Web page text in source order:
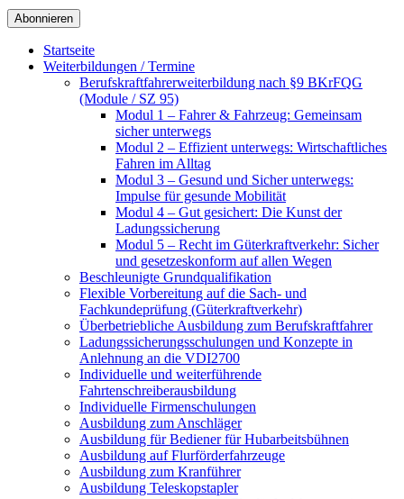
Startseite
Weiterbildungen / Termine
Berufskraftfahrer­weiterbildung nach §9 BKrFQG
(Module / SZ 95)
Modul 1 – Fahrer & Fahrzeug: Gemeinsam
sicher unterwegs
Modul 2 – Effizient unterwegs: Wirtschaftliches
Fahren im Alltag
Modul 3 – Gesund und Sicher unterwegs:
Impulse für gesunde Mobilität
Modul 4 – Gut gesichert: Die Kunst der
Ladungssicherung
Modul 5 – Recht im Güterkraftverkehr: Sicher
und gesetzeskonform auf allen Wegen
Beschleunigte Grundqualifikation
Flexible Vorbereitung auf die Sach- und
Fachkundeprüfung (Güterkraftverkehr)
Überbetriebliche Ausbildung zum Berufskraftfahrer
Ladungssicherungsschulungen und Konzepte in
Anlehnung an die VDI2700
Individuelle und weiterführende
Fahrtenschreiberausbildung
Individuelle Firmenschulungen
Ausbildung zum Anschläger
Ausbildung für Bediener für Hubarbeitsbühnen
Ausbildung auf Flurförderfahrzeuge
Ausbildung zum Kranführer
Ausbildung Teleskopstapler